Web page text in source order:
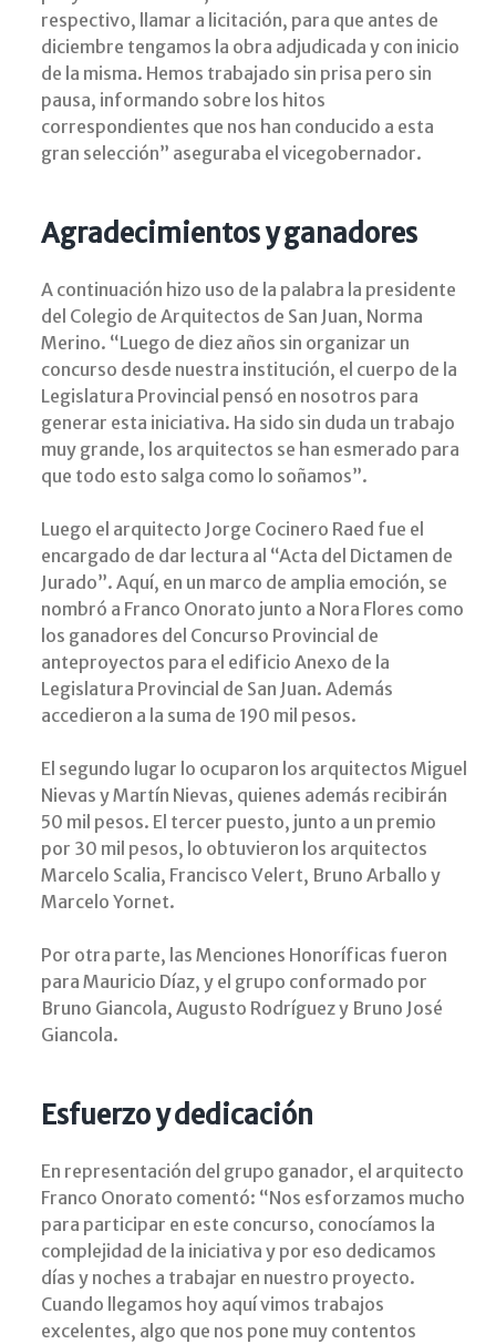
respectivo, llamar a licitación, para que antes de
diciembre tengamos la obra adjudicada y con inicio
de la misma. Hemos trabajado sin prisa pero sin
pausa, informando sobre los hitos
correspondientes que nos han conducido a esta
gran selección” aseguraba el vicegobernador.
Agradecimientos y ganadores
A continuación hizo uso de la palabra la presidente
del Colegio de Arquitectos de San Juan, Norma
Merino. “Luego de diez años sin organizar un
concurso desde nuestra institución, el cuerpo de la
Legislatura Provincial pensó en nosotros para
generar esta iniciativa. Ha sido sin duda un trabajo
muy grande, los arquitectos se han esmerado para
que todo esto salga como lo soñamos”.
Luego el arquitecto Jorge Cocinero Raed fue el
encargado de dar lectura al “Acta del Dictamen de
Jurado”. Aquí, en un marco de amplia emoción, se
nombró a Franco Onorato junto a Nora Flores como
los ganadores del Concurso Provincial de
anteproyectos para el edificio Anexo de la
Legislatura Provincial de San Juan. Además
accedieron a la suma de 190 mil pesos.
El segundo lugar lo ocuparon los arquitectos Miguel
Nievas y Martín Nievas, quienes además recibirán
50 mil pesos. El tercer puesto, junto a un premio
por 30 mil pesos, lo obtuvieron los arquitectos
Marcelo Scalia, Francisco Velert, Bruno Arballo y
Marcelo Yornet.
Por otra parte, las Menciones Honoríficas fueron
para Mauricio Díaz, y el grupo conformado por
Bruno Giancola, Augusto Rodríguez y Bruno José
Giancola.
Esfuerzo y dedicación
En representación del grupo ganador, el arquitecto
Franco Onorato comentó: “Nos esforzamos mucho
para participar en este concurso, conocíamos la
complejidad de la iniciativa y por eso dedicamos
días y noches a trabajar en nuestro proyecto.
Cuando llegamos hoy aquí vimos trabajos
excelentes, algo que nos pone muy contentos